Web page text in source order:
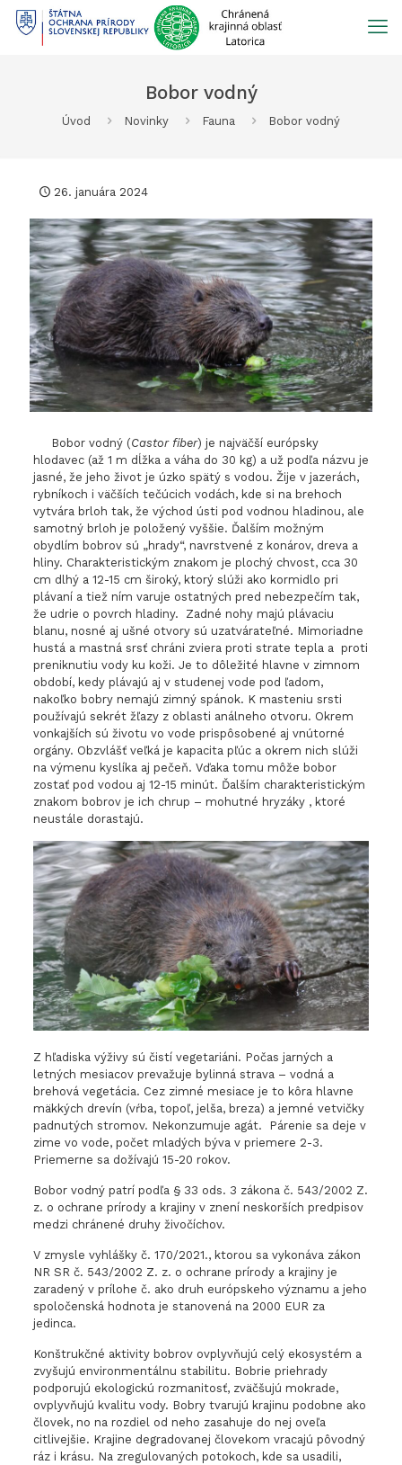
Prejsť
Bobor vodný
Úvod Novinky Fauna Bobor vodný
26. januára 2024
Bobor vodný (Castor fiber) je najväčší európsky
hlodavec (až 1 m dĺžka a váha do 30 kg) a už podľa názvu je
jasné, že jeho život je úzko spätý s vodou. Žije v jazerách,
rybníkoch i väčších tečúcich vodách, kde si na brehoch
vytvára brloh tak, že východ ústi pod vodnou hladinou, ale
samotný brloh je položený vyššie. Ďalším možným
obydlím bobrov sú „hrady“, navrstvené z konárov, dreva a
hliny. Charakteristickým znakom je plochý chvost, cca 30
cm dlhý a 12-15 cm široký, ktorý slúži ako kormidlo pri
plávaní a tiež ním varuje ostatných pred nebezpečím tak,
že udrie o povrch hladiny. Zadné nohy majú plávaciu
blanu, nosné aj ušné otvory sú uzatvárateľné. Mimoriadne
hustá a mastná srsť chráni zviera proti strate tepla a proti
preniknutiu vody ku koži. Je to dôležité hlavne v zimnom
období, kedy plávajú aj v studenej vode pod ľadom,
nakoľko bobry nemajú zimný spánok. K masteniu srsti
používajú sekrét žľazy z oblasti análneho otvoru. Okrem
vonkajších sú životu vo vode prispôsobené aj vnútorné
orgány. Obzvlášť veľká je kapacita pľúc a okrem nich slúži
na výmenu kyslíka aj pečeň. Vďaka tomu môže bobor
zostať pod vodou aj 12-15 minút. Ďalším charakteristickým
znakom bobrov je ich chrup – mohutné hryzáky , ktoré
neustále dorastajú.
Z hľadiska výživy sú čistí vegetariáni. Počas jarných a
letných mesiacov prevažuje bylinná strava – vodná a
brehová vegetácia. Cez zimné mesiace je to kôra hlavne
mäkkých drevín (vŕba, topoľ, jelša, breza) a jemné vetvičky
padnutých stromov. Nekonzumuje agát. Párenie sa deje v
zime vo vode, počet mladých býva v priemere 2-3.
Priemerne sa dožívajú 15-20 rokov.
Bobor vodný patrí podľa § 33 ods. 3 zákona č. 543/2002 Z.
z. o ochrane prírody a krajiny v znení neskorších predpisov
medzi chránené druhy živočíchov.
V zmysle vyhlášky č. 170/2021., ktorou sa vykonáva zákon
NR SR č. 543/2002 Z. z. o ochrane prírody a krajiny je
zaradený v prílohe č. ako druh európskeho významu a jeho
spoločenská hodnota je stanovená na 2000 EUR za
jedinca.
Konštrukčné aktivity bobrov ovplyvňujú celý ekosystém a
zvyšujú environmentálnu stabilitu. Bobrie priehrady
podporujú ekologickú rozmanitosť, zväčšujú mokrade,
ovplyvňujú kvalitu vody. Bobry tvarujú krajinu podobne ako
človek, no na rozdiel od neho zasahuje do nej oveľa
citlivejšie. Krajine degradovanej človekom vracajú pôvodný
ráz i krásu. Na zregulovaných potokoch, kde sa usadili,